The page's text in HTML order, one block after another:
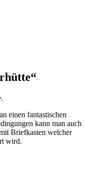
einen fantastischen
kann man auch
Briefkasten welcher
wird.